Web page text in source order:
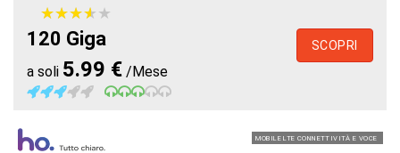
★★★★★
★★★★★
120 Giga
a soli 5.99 € /Mese
SCOPRI
MOBILE LTE CONNETTIVITÀ E VOCE